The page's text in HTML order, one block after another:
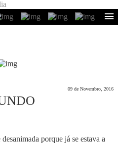
09 de Novembro, 2016
porque já se estava a